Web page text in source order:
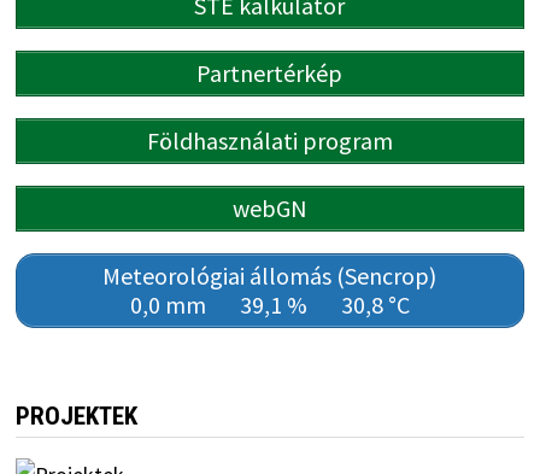
Partnertérkép
Földhasználati program
webGN
Meteorológiai állomás (Sencrop)
0,0 mm
39,1 % 30,8 °C
PROJEKTEK